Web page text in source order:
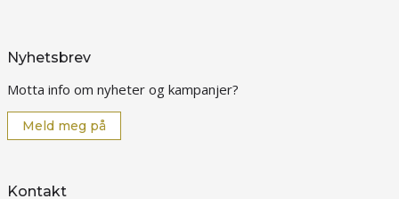
Nyhetsbrev
Motta info om nyheter og kampanjer?
Meld meg på
Kontakt